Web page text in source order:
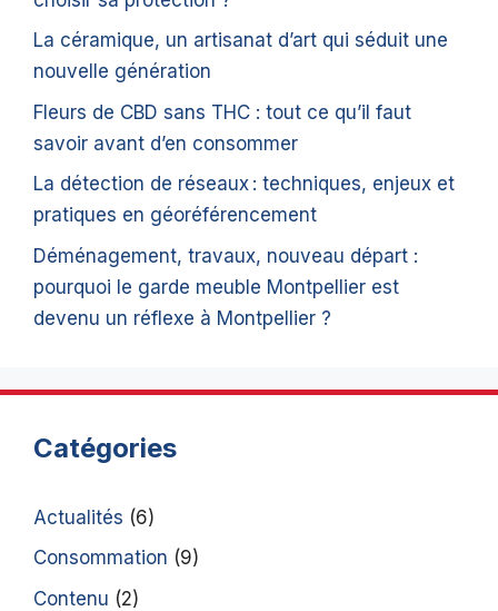
La céramique, un artisanat d’art qui séduit une
nouvelle génération
Fleurs de CBD sans THC : tout ce qu’il faut
savoir avant d’en consommer
La détection de réseaux : techniques, enjeux et
pratiques en géoréférencement
Déménagement, travaux, nouveau départ :
pourquoi le garde meuble Montpellier est
devenu un réflexe à Montpellier ?
Catégories
Actualités (6)
Consommation (9)
Contenu (2)